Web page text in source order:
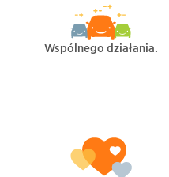
Wspólnego działania.